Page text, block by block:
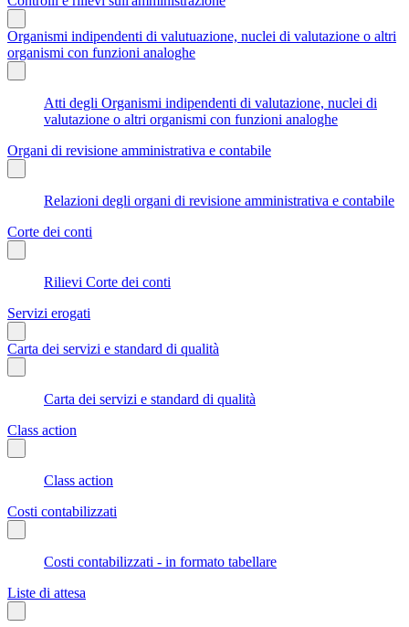
Organismi indipendenti di valutuazione, nuclei di valutazione o altri
organismi con funzioni analoghe
Atti degli Organismi indipendenti di valutazione, nuclei di
valutazione o altri organismi con funzioni analoghe
Organi di revisione amministrativa e contabile
Relazioni degli organi di revisione amministrativa e contabile
Corte dei conti
Rilievi Corte dei conti
Servizi erogati
Carta dei servizi e standard di qualità
Carta dei servizi e standard di qualità
Class action
Class action
Costi contabilizzati
Costi contabilizzati - in formato tabellare
Liste di attesa